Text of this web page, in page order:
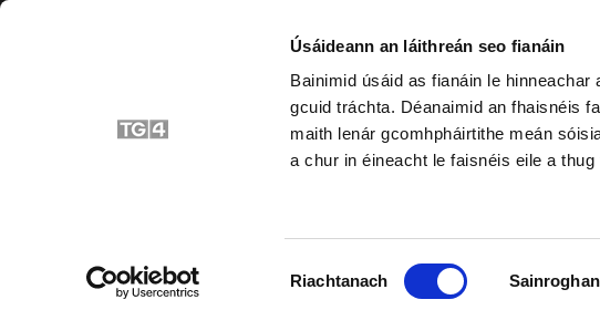
Úsáideann an láithreán seo fianáin
Bainimid úsáid as fianáin le
gcuid tráchta. Déanaimid an fhaisnéis
maith lenár gcomhpháirtithe meán
a chur in éineacht le faisnéis eile a
Riachtanach
Bunscoil Sraith
Teach Altranais Naomh Adhamhnáin